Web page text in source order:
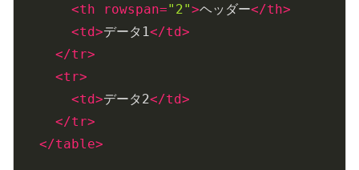
<th rowspan="2">ヘッダー</th>
<td>データ1 </td>
</tr>
<tr>
<td>データ2</td>
</tr>
</table>